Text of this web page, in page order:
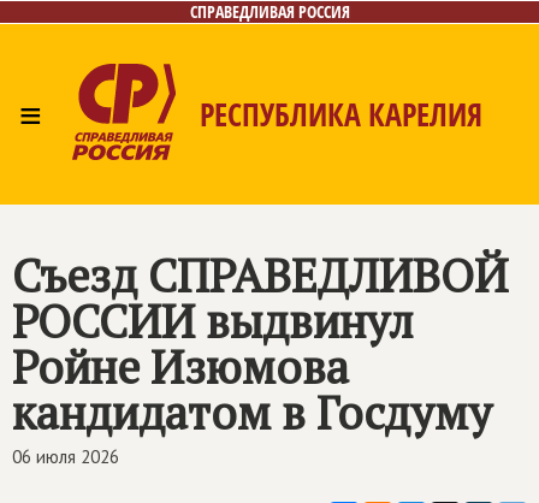
СПРАВЕДЛИВАЯ РОССИЯ
≡ РЕСПУБЛИКА КАРЕЛИЯ
Контакты
Съезд СПРАВЕДЛИВОЙ
РОССИИвыдвинул
Ройне Изюмова
кандидатом в Госдуму
06 июля 2026